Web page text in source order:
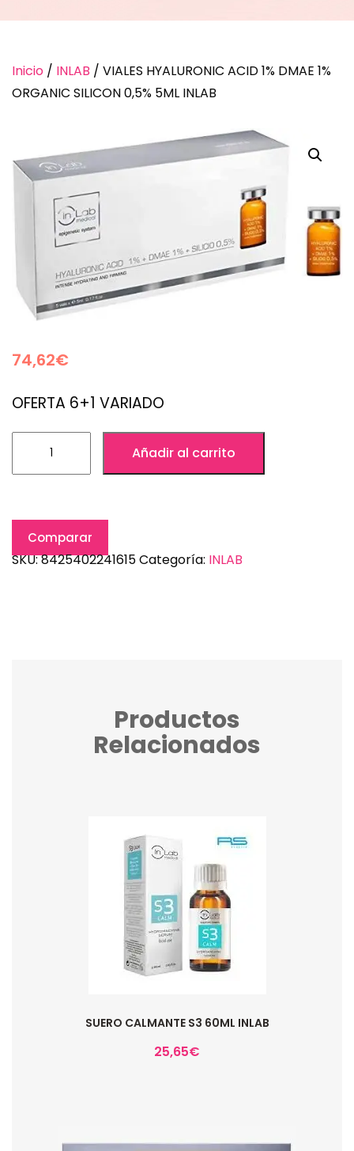
Inicio / INLAB / VIALES HYALURONIC ACID 1% DMAE 1%
ORGANIC SILICON 0,5% 5ML INLAB
74,62€
OFERTA 6+1 VARIADO
Añadir al carrito
Comparar
SKU:8425402241615Categoría: INLAB
Productos
Relacionados
SUERO CALMANTE S3 60ML INLAB
25,65€